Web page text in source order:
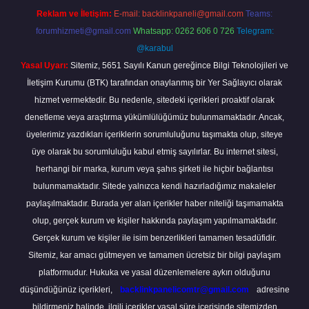
Reklam ve İletişim: E-mail: backlinkpaneli@gmail.com Teams:
forumhizmeti@gmail.com Whatsapp: 0262 606 0 726 Telegram:
@karabul
Yasal Uyarı: Sitemiz, 5651 Sayılı Kanun gereğince Bilgi Teknolojileri ve
İletişim Kurumu (BTK) tarafından onaylanmış bir Yer Sağlayıcı olarak
hizmet vermektedir. Bu nedenle, sitedeki içerikleri proaktif olarak
denetleme veya araştırma yükümlülüğümüz bulunmamaktadır. Ancak,
üyelerimiz yazdıkları içeriklerin sorumluluğunu taşımakta olup, siteye
üye olarak bu sorumluluğu kabul etmiş sayılırlar. Bu internet sitesi,
herhangi bir marka, kurum veya şahıs şirketi ile hiçbir bağlantısı
bulunmamaktadır. Sitede yalnızca kendi hazırladığımız makaleler
paylaşılmaktadır. Burada yer alan içerikler haber niteliği taşımamakta
olup, gerçek kurum ve kişiler hakkında paylaşım yapılmamaktadır.
Gerçek kurum ve kişiler ile isim benzerlikleri tamamen tesadüfidir.
Sitemiz, kar amacı gütmeyen ve tamamen ücretsiz bir bilgi paylaşım
platformudur. Hukuka ve yasal düzenlemelere aykırı olduğunu
düşündüğünüz içerikleri,
backlinkpanelicomtr@gmail.com
adresine
bildirmeniz halinde, ilgili içerikler yasal süre içerisinde sitemizden